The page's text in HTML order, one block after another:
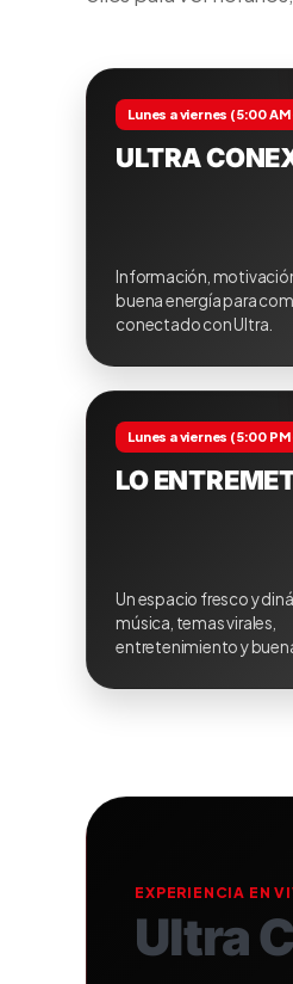
Lunes a viernes (5:00
ULTRA
Información,
buena energía para
conectado con Ultra.
Lunes a viernes (5:00
LO
Un espacio fresco y
música, temas virales,
entretenimiento y
EXPERIENCIA EN
Ultra